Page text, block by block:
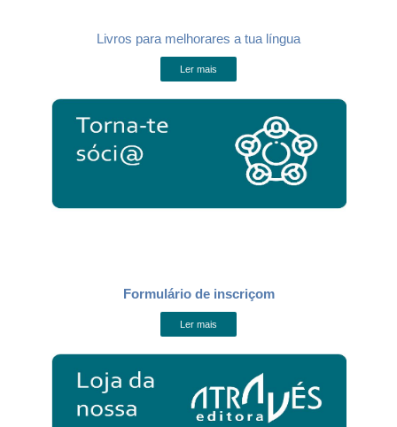
Livros para melhorares a tua língua
Ler mais
Formulário de inscriçom
Ler mais